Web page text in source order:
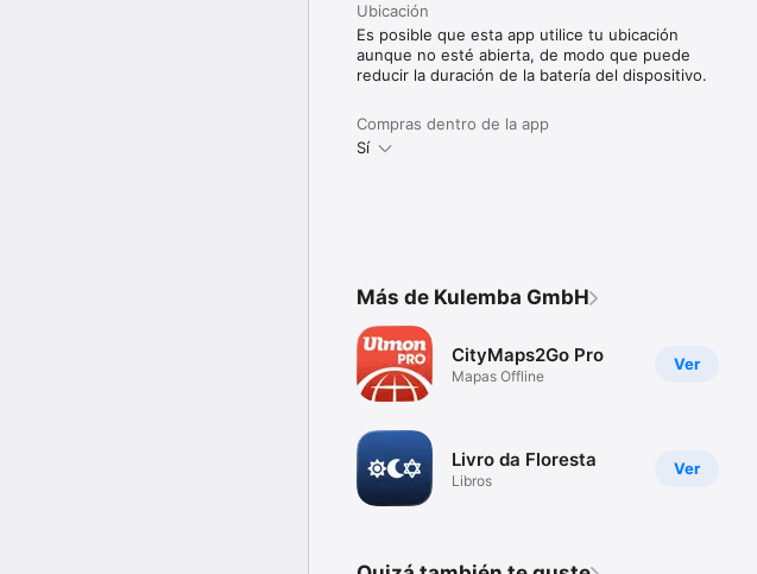
Ubicación
Es posible que esta app utilice tu ubicación
aunque no esté abierta, de modo que puede
reducir la duración de la batería del dispositivo.
Compras dentro de la app
Sí
Más de Kulemba GmbH
Ver
CityMaps2Go Pro
Mapas Offline
Ver
Livro da Floresta
Libros